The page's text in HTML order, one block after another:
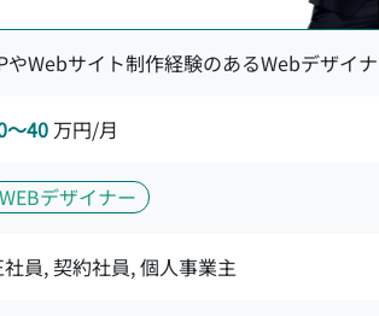
やWebサイト制作経験のあるWebデザイ
〜40 万円/月
WEBデザイナー
社員, 契約社員, 個人事業主